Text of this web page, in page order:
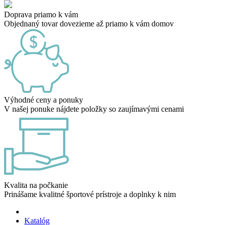
Doprava priamo k vám
Objednaný tovar dovezieme až priamo k vám domov
Výhodné ceny a ponuky
V našej ponuke nájdete položky so zaujímavými cenami
Kvalita na počkanie
Prinášame kvalitné športové prístroje a doplnky k nim
Katalóg